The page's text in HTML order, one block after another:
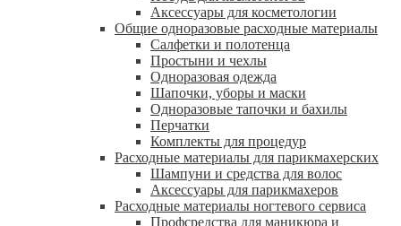
Аксессуары для косметологии
Общие одноразовые расходные материалы
Салфетки и полотенца
Простыни и чехлы
Одноразовая одежда
Шапочки, уборы и маски
Одноразовые тапочки и бахилы
Перчатки
Комплекты для процедур
Расходные материалы для парикмахерских
Шампуни и средства для волос
Аксессуары для парикмахеров
Расходные материалы ногтевого сервиса
Профсредства для маникюра и